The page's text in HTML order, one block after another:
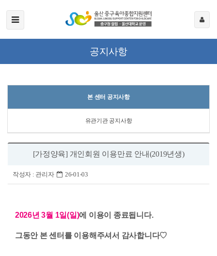
공지사항
본 센터 공지사항
유관기관 공지사항
[가정양육] 개인회원 이용만료 안내(2019년생)
작성자 : 관리자 26-01-03
2026년 3월 1일(일)에 이용이 종료됩니다.
그동안 본 센터를 이용해주셔서 감사합니다♡